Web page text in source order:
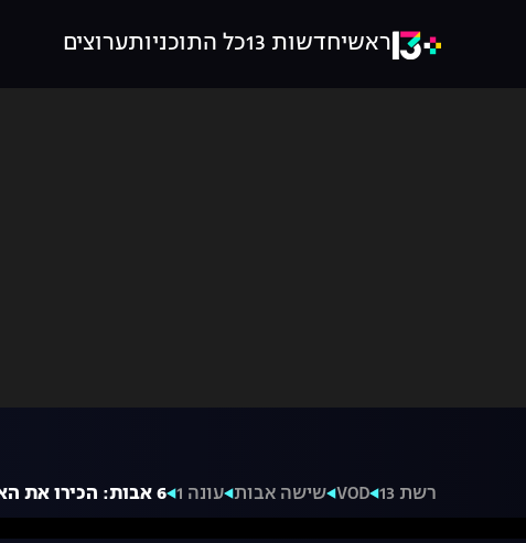
ראשיחדשות 13 כל התוכניותערוצים
רשת 13 VOD שישה אבות עונה 1 6 אבות: הכירו את האבות